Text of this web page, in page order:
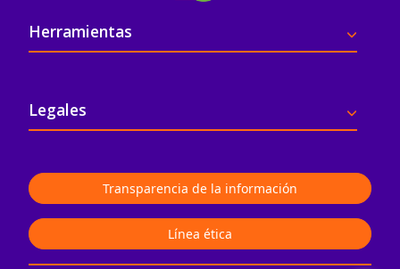
Pie de página
Herramientas
Legales
Transparencia de la información
Línea ética